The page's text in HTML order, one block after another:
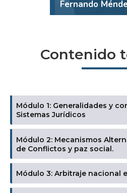
Fernando
Contenido
Módulo 1: Generalidades y
Sistemas Jurídicos
Módulo 2: Mecanismos
de Conflictos y paz social.
Módulo 3: Arbitraje nacional